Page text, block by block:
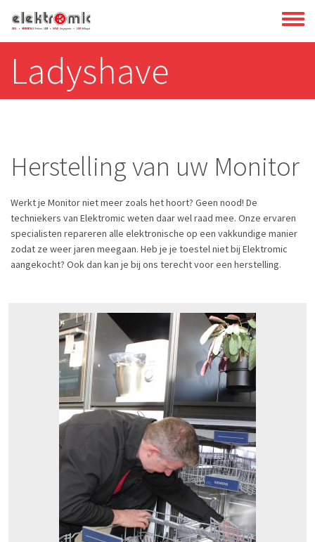
Overslaan
en
inhoud
menu
Ladyshave
Herstelling van uw Monitor
Werkt je Monitor niet meer zoals het hoort? Geen nood! De
techniekers van Elektromic weten daar wel raad mee. Onze ervaren
specialisten repareren alle elektronische op een vakkundige manier
zodat ze weer jaren meegaan. Heb je je toestel niet bij Elektromic
aangekocht? Ook dan kan je bij ons terecht voor een herstelling.